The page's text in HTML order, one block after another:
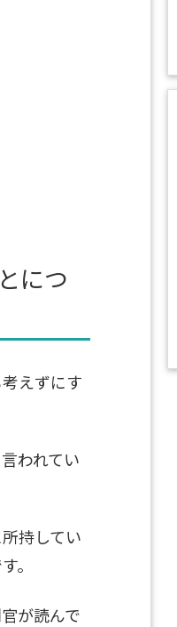
につ
えずにす
われてい
持してい
。
が読んで